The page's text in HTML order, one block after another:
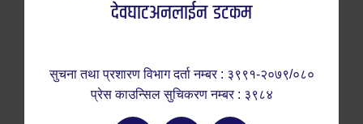
देवघाटअनलाईन डटकम
सुचना तथा प्रशारण विभाग दर्ता नम्बर : ३९९१-२०७९/०८०
प्रेस काउन्सिल सुचिकरण नम्बर : ३९८४